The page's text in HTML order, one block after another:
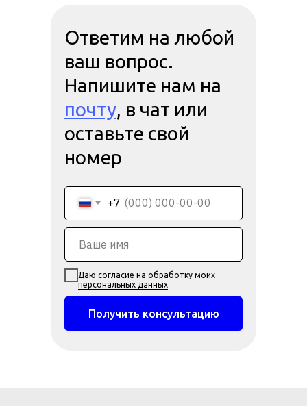
Ответим на любой
ваш вопрос.
Напишите нам на
почту, в чат или
оставьте свой
номер
+7
Даю согласие на обработку моих
персональных данных
Получить консультацию